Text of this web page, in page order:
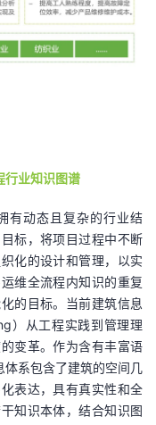
行业知识图谱
有动态且复杂的行业结
标，将项目过程中不断
化的设计和管理，以实
维全流程内知识的重复
的目标。当前建筑信息
）从工程实践到管理理
变革。作为含有丰富语
体系包含了建筑的空间几
表达，具有真实性和全
知识本体，结合知识图